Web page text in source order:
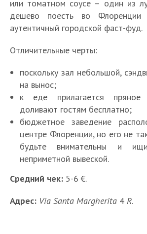
или томатном соусе – один из
дешево поесть во Флоренции
аутентичный городской фаст-фуд.
Отличительные черты:
поскольку зал небольшой,
на вынос;
к еде прилагается пряное
доливают гостям бесплатно;
бюджетное заведение
центре Флоренции, но его не
будьте внимательны и
неприметной вывеской.
Средний чек: 5-6 €.
Адрес: Via Santa Margherita 4 R.